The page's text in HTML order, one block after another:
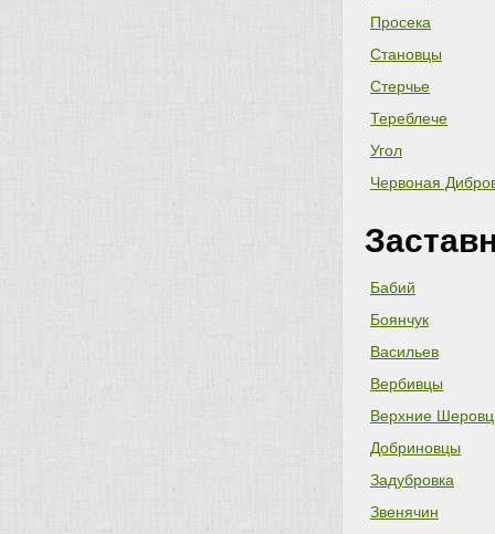
Просека
Становцы
Стерчье
Тереблече
Угол
Червоная
Бабий
Боянчук
Васильев
Вербивцы
Верхние
Добриновцы
Задубровка
Звенячин